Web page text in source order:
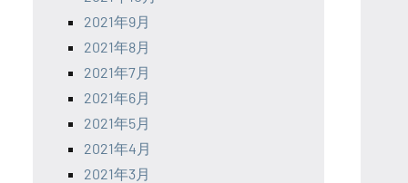
2021年9月
2021年8月
2021年7月
2021年6月
2021年5月
2021年4月
2021年3月